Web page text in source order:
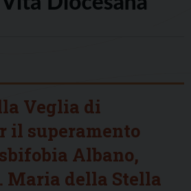
Veglia di
il superamento
Albano,
Maria della Stella